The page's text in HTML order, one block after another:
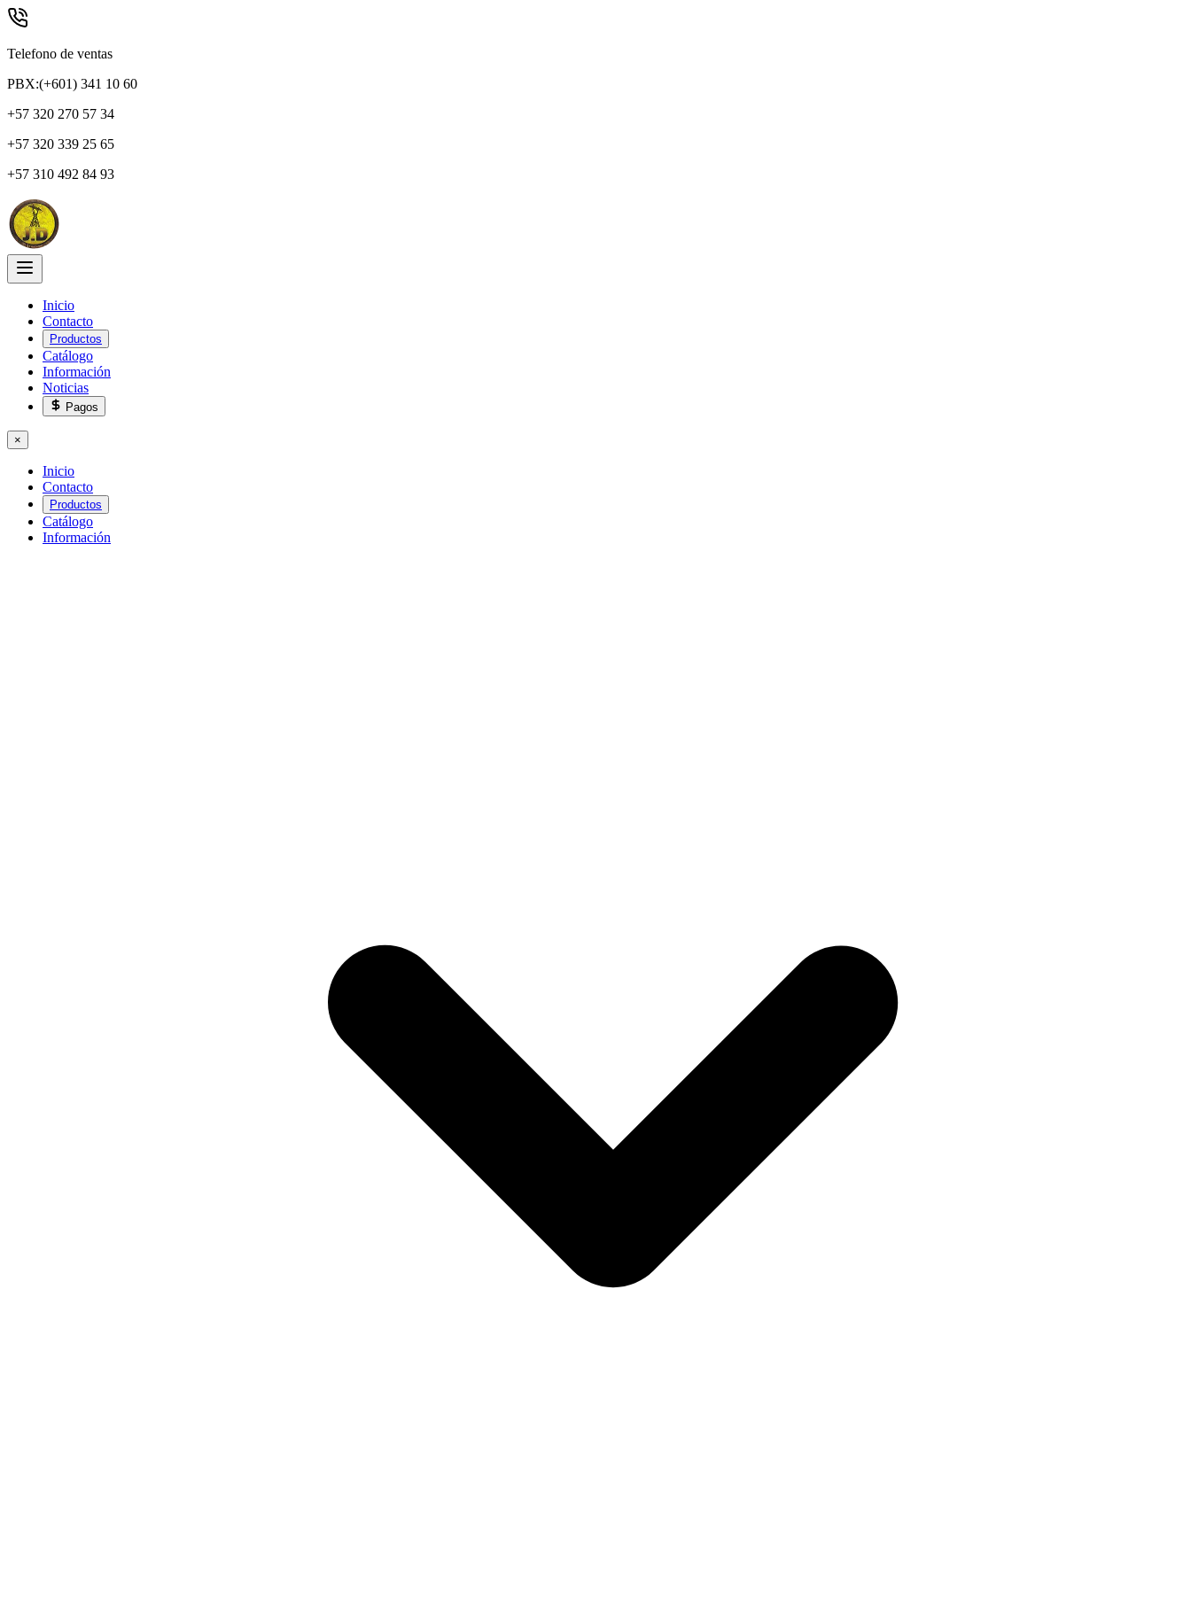
Telefono de ventas
PBX:(+601) 341 10 60
+57 320 270 57 34
+57 320 339 25 65
+57 310 492 84 93
Inicio
Contacto
Productos
Catálogo
Información
Noticias
Pagos
×
Inicio
Contacto
Productos
Catálogo
Información